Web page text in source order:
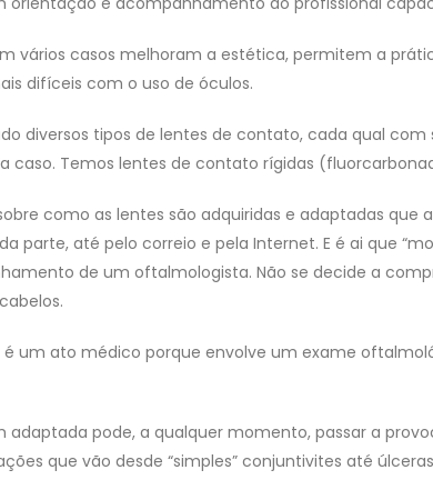
vários casos melhoram a estética, permitem a
difíceis com o uso de óculos.
diversos tipos de lentes de contato, cada qual
caso. Temos lentes de contato rígidas
como as lentes são adquiridas e adaptadas que
parte, até pelo correio e pela Internet. E é ai que
de um oftalmologista. Não se decide a
um ato médico porque envolve um exame
pode, a qualquer momento, passar a
que vão desde “simples” conjuntivites até